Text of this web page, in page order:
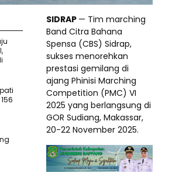
SIDRAP — Tim marching
Band Citra Bahana
Spensa (CBS) Sidrap,
sukses menorehkan
prestasi gemilang di
ajang Phinisi Marching
Competition (PMC) VI
2025 yang berlangsung di
GOR Sudiang, Makassar,
20-22 November 2025.